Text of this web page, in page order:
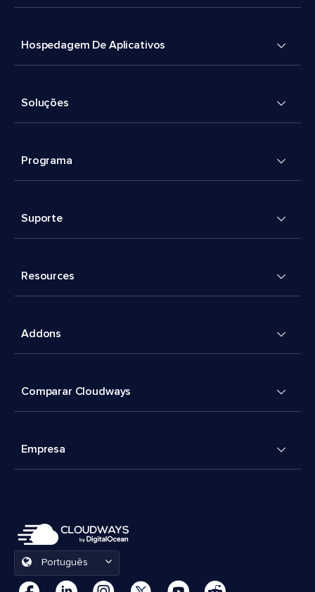
Hospedagem De Aplicativos
Soluções
Programa
Suporte
Resources
Addons
Comparar Cloudways
Empresa
Português